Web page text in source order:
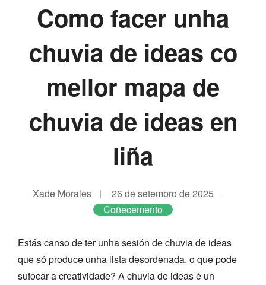
Como facer unha
chuvia de ideas co
mellor mapa de
chuvia de ideas en
liña
Xade Morales
26 de setembro de 2025
Coñecemento
Estás canso de ter unha sesión de chuvia de ideas
que só produce unha lista desordenada, o que pode
sufocar a creatividade? A chuvia de ideas é un